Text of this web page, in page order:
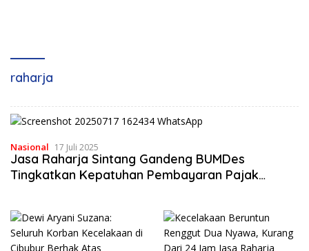
raharja
Nasional 17 Juli 2025
Jasa Raharja Sintang Gandeng BUMDes
Tingkatkan Kepatuhan Pembayaran Pajak